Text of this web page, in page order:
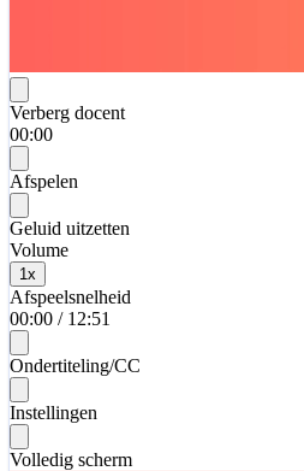
Verberg docent
00:00
Afspelen
Geluid uitzetten
Volume
1x
Afspeelsnelheid
00:00 / 12:51
Ondertiteling/CC
Instellingen
Volledig scherm